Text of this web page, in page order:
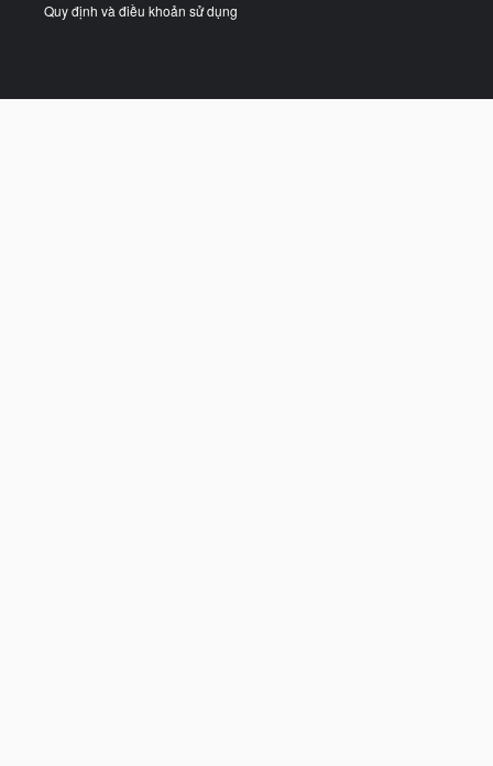
Quy định và điều khoản sử dụng